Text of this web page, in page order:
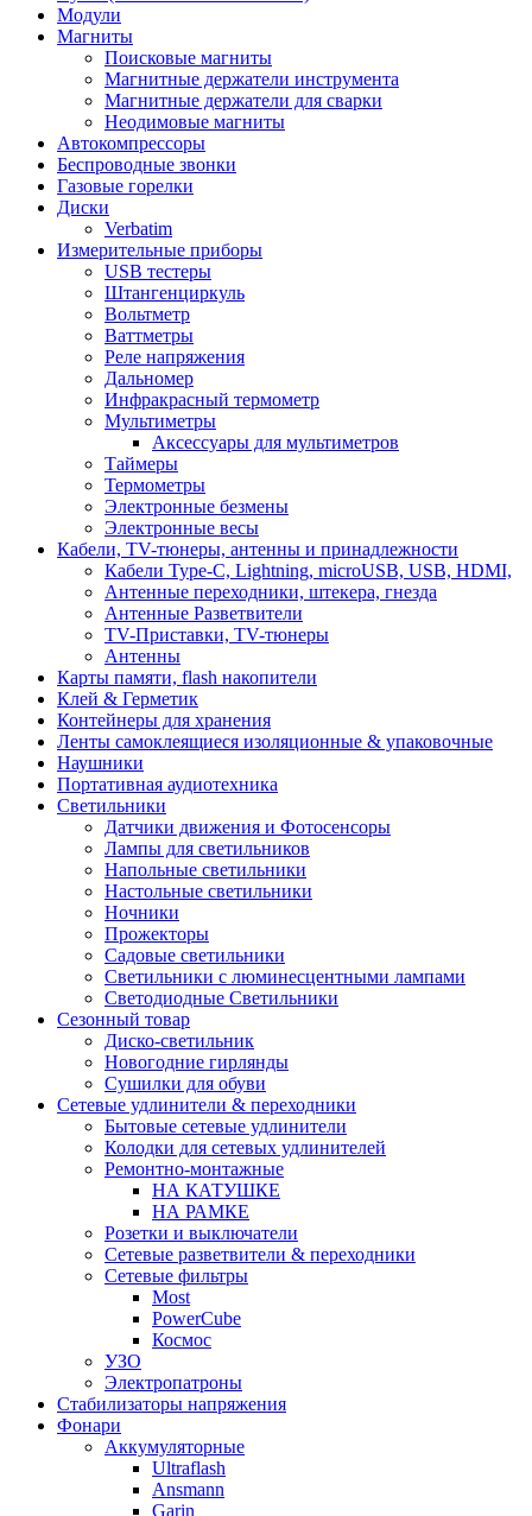
Модули
Магниты
Поисковые магниты
Магнитные держатели инструмента
Магнитные держатели для сварки
Неодимовые магниты
Автокомпрессоры
Беспроводные звонки
Газовые горелки
Диски
Verbatim
Измерительные приборы
USB тестеры
Штангенциркуль
Вольтметр
Ваттметры
Реле напряжения
Дальномер
Инфракрасный термометр
Мультиметры
Аксессуары для мультиметров
Таймеры
Термометры
Электронные безмены
Электронные весы
Кабели, TV-тюнеры, антенны и принадлежности
Кабели Type-C, Lightning, microUSB, USB, HDMI,
Антенные переходники, штекера, гнезда
Антенные Разветвители
TV-Приставки, TV-тюнеры
Антенны
Карты памяти, flash накопители
Клей & Герметик
Контейнеры для хранения
Ленты самоклеящиеся изоляционные & упаковочные
Наушники
Портативная аудиотехника
Светильники
Датчики движения и Фотосенсоры
Лампы для светильников
Напольные светильники
Настольные светильники
Ночники
Прожекторы
Садовые светильники
Светильники с люминесцентными лампами
Светодиодные Светильники
Сезонный товар
Диско-светильник
Новогодние гирлянды
Сушилки для обуви
Сетевые удлинители & переходники
Бытовые сетевые удлинители
Колодки для сетевых удлинителей
Ремонтно-монтажные
НА КАТУШКЕ
НА РАМКЕ
Розетки и выключатели
Сетевые разветвители & переходники
Сетевые фильтры
Most
PowerCube
Космос
УЗО
Электропатроны
Стабилизаторы напряжения
Фонари
Аккумуляторные
Ultraflash
Ansmann
Garin